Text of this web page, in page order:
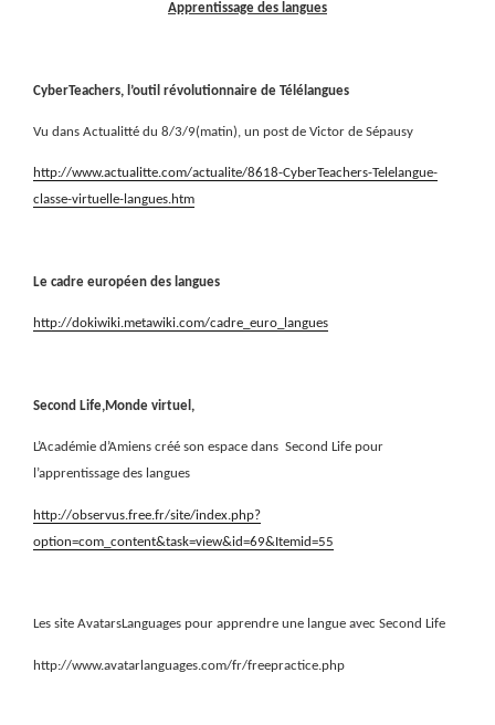
Apprentissage des langues
CyberTeachers, l’outil révolutionnaire de Télélangues
Vu dans Actualitté du 8/3/9(matin), un post de Victor de Sépausy
http://www.actualitte.com/actualite/8618-CyberTeachers-Telelangue-
classe-virtuelle-langues.htm
Le cadre européen des langues
http://dokiwiki.metawiki.com/cadre_euro_langues
Second Life,Monde virtuel,
L’Académie d’Amiens créé son espace dans Second Life pour
l’apprentissage des langues
http://observus.free.fr/site/index.php?
option=com_content&task=view&id=69&Itemid=55
Les site AvatarsLanguages pour apprendre une langue avec Second Life
http://www.avatarlanguages.com/fr/freepractice.php